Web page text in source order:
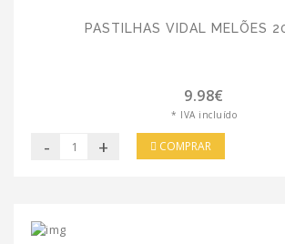
PASTILHAS VIDAL MELÕES
9.98€
* IVA incluído
- + COMPRAR